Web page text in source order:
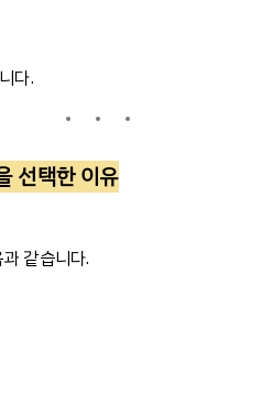
다.
선택한 이유
같습니다.